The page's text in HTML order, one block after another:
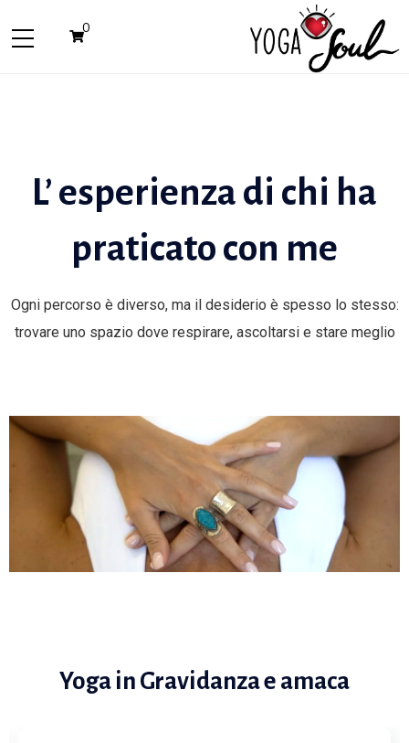
0
L’ esperienza di chi ha
praticato con me
Ogni percorso è diverso, ma il desiderio è spesso lo stesso:
trovare uno spazio dove respirare, ascoltarsi e stare meglio
Yoga in Gravidanza e amaca